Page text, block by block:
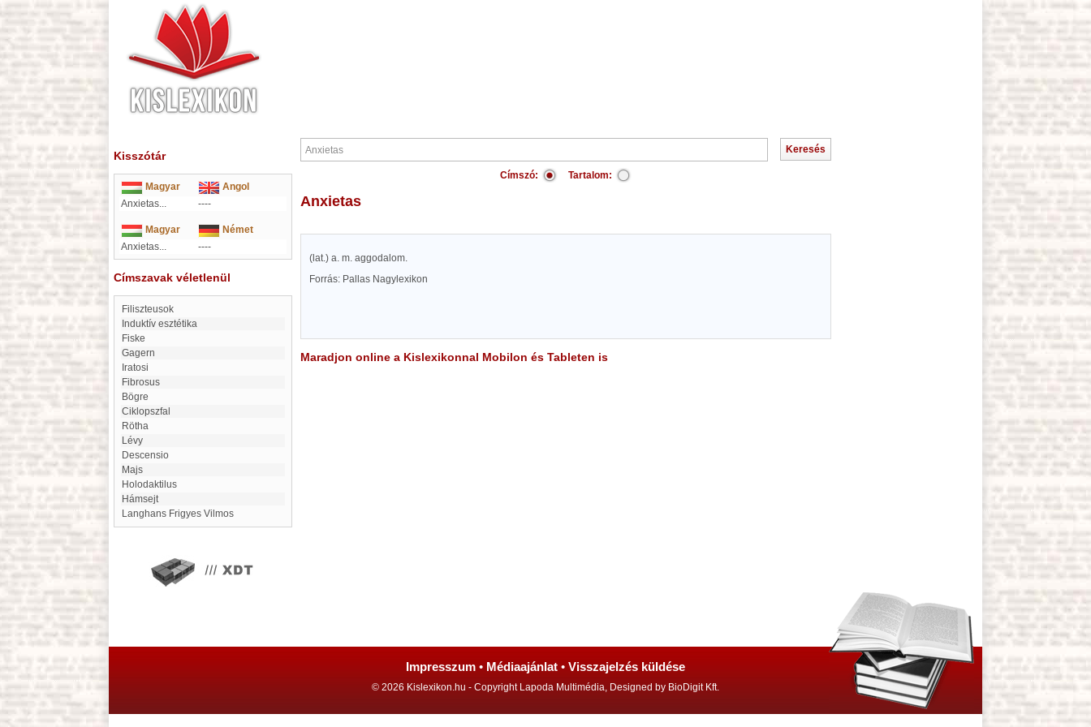
Kisszótár
Magyar
Angol
Anxietas...
----
Magyar
Német
Anxietas...
----
Címszavak véletlenül
filiszteusok
induktív esztétika
Fiske
Gagern
Iratosi
Fibrosus
Bögre
ciklopszfal
Rötha
Lévy
Descensio
Majs
holodaktilus
Hámsejt
Langhans Frigyes Vilmos
Címszó: Tartalom:
Anxietas
(lat.) a. m. aggodalom.
Forrás: Pallas Nagylexikon
Maradjon online a Kislexikonnal Mobilon és Tableten is
Impresszum • Médiaajánlat • Visszajelzés küldése
© 2026 Kislexikon.hu - Copyright Lapoda Multimédia, Designed by BioDigit Kft.